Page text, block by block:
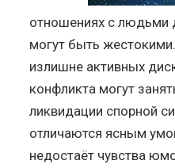
отношениях с людьми
могут быть
излишне активных
конфликта могут
ликвидации спорной
отличаются ясным
недостаёт чувства